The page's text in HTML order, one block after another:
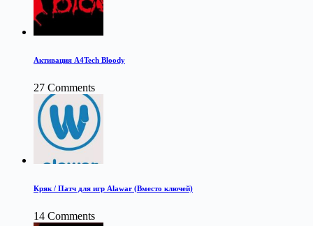
Активация A4Tech Bloody
27 Comments
Кряк / Патч для игр Alawar (Вместо ключей)
14 Comments